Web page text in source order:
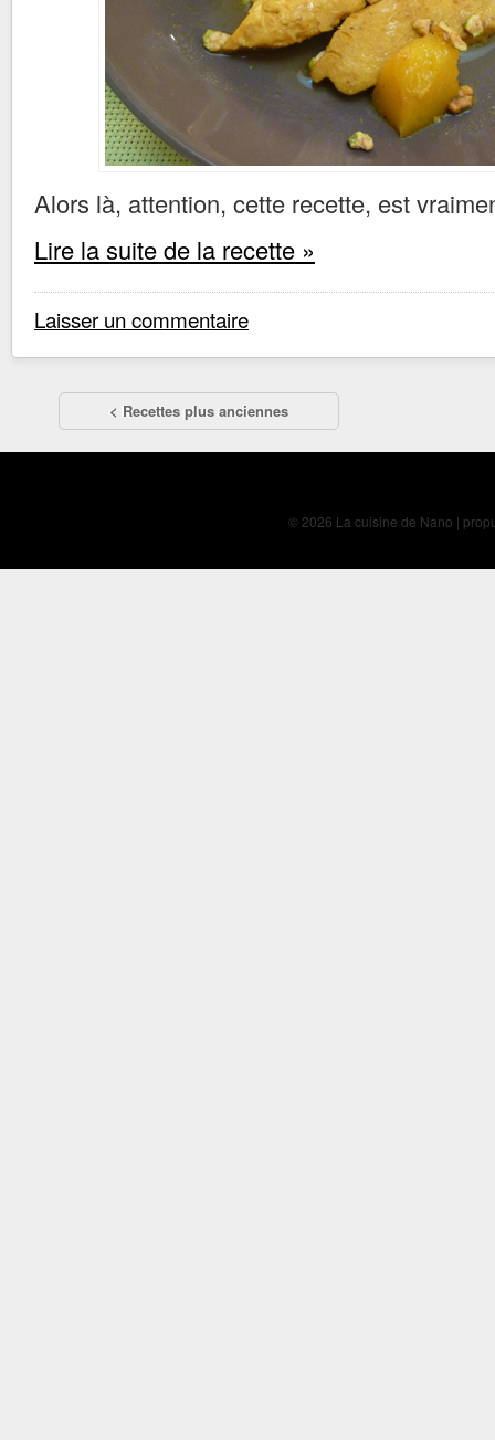
Alors là, attention, cette recette, est
Lire la suite de la recette »
Laisser un commentaire
< Recettes plus anciennes
© 2026 La cuisine de Nano |